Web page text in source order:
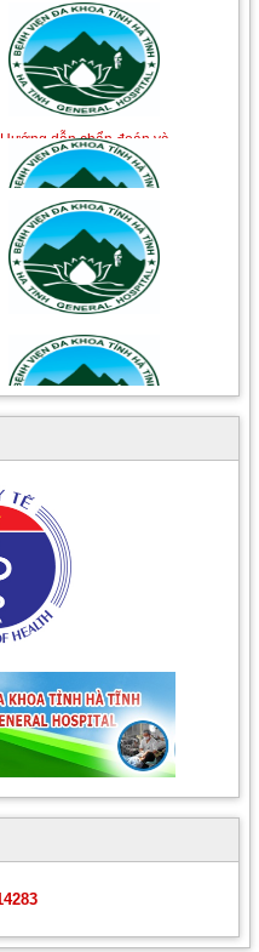
Hướng dẫn chẩn đoán và
điều trị một số bệnh
truyền nhiễm
Hướng dẫn Quy trình kỹ
thuật Nhi khoa